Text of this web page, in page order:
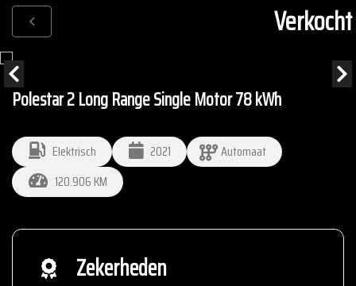
Verkocht
Polestar 2 Long Range Single Motor 78 kWh
Elektrisch 2021
Automaat
120.906 KM
Zekerheden